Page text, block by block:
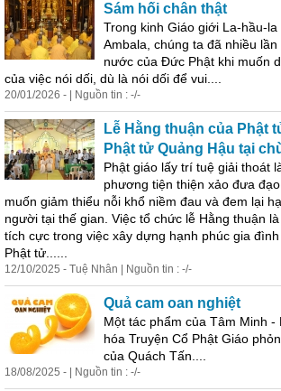
Sám hối chân thật
Trong kinh Giáo giới La-hầu-
Ambala, chúng ta đã nhiều
nước của Đức Phật khi muốn
của việc nói dối, dù là nói dối để vui....
20/01/2026 - | Nguồn tin : -/-
Lễ Hằng thuận của Phật
Phật tử Quảng Hậu tại
Phật giáo lấy trí tuệ giải thoát
phương tiện thiện xảo đưa
muốn giảm thiểu nỗi khổ niềm đau và đem lại
người tại thế gian. Việc tổ chức lễ Hằng thuận
tích cực trong việc xây dựng hạnh phúc gia
Phật tử......
12/10/2025 - Tuệ Nhân | Nguồn tin : -/-
Quả cam oan nghiệt
Một tác phẩm của Tâm Minh -
hóa Truyện Cổ Phật Giáo
của Quách Tấn....
18/08/2025 - | Nguồn tin : -/-